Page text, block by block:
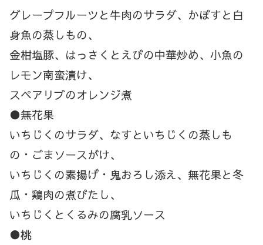
グレープフルーツと牛肉のサラダ、かぼすと白
身魚の蒸しもの、
金柑塩豚、はっさくとえびの中華炒め、小魚の
レモン南蛮漬け、
スペアリブのオレンジ煮
●無花果
いちじくのサラダ、なすといちじくの蒸しも
の・ごまソースがけ、
いちじくの素揚げ・鬼おろし添え、無花果と冬
瓜・鶏肉の煮びたし、
いちじくとくるみの腐乳ソース
●桃